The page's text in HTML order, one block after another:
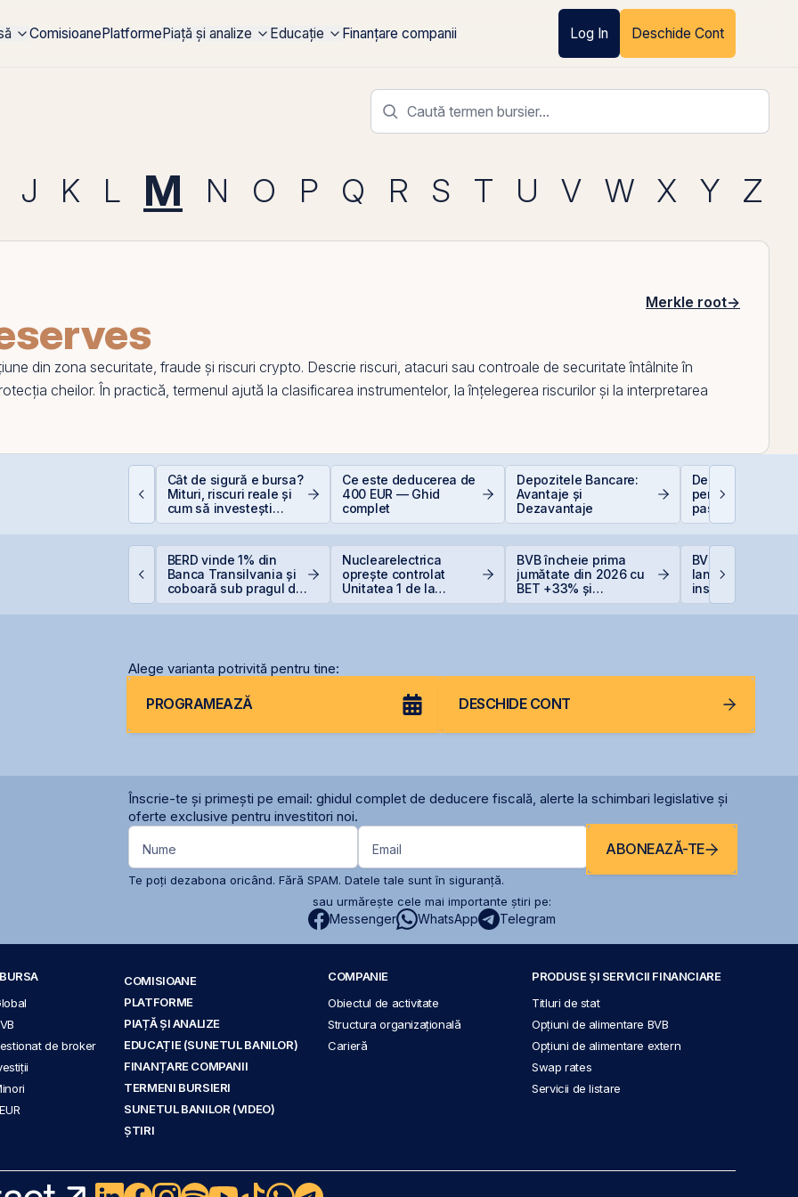
ComisioanePlatformePiață și analize Educație Finanțare companii Log In Deschide Cont
J K L M N O P Q R S T U V W X Y Z
Merkle root→
din zona securitate, fraude și riscuri crypto. Descrie riscuri, atacuri sau controale de securitate întâlnite în
cheilor. În practică, termenul ajută la clasificarea instrumentelor, la înțelegerea riscurilor și la interpretarea
Cât de sigură e bursa?
Mituri, riscuri reale și
cum să investești
inteligent
Ce este deducerea de
400 EUR — Ghid
complet
Depozitele Bancare:
Avantaje și
Dezavantaje
Deducere 400
pentru PFA - pas
pas
BERD vinde 1% din
Banca Transilvania și
coboară sub pragul de
Nuclearelectrica
oprește controlat
Unitatea 1 de la
BVB încheie prima
jumătate din 2026 cu
BET +33% și
BVB estimează
lansarea
instrumentelor
prin Contrapartea
Alege varianta potrivită pentru tine:
PROGRAMEAZĂ DESCHIDE CONT
Înscrie-te și primești pe email: ghidul complet de deducere fiscală, alerte la schimbari legislative și
oferte exclusive pentru investitori noi.
Nume Email ABONEAZĂ-TE
Te poți dezabona oricând. Fără SPAM. Datele tale sunt în siguranță.
sau urmărește cele mai importante știri pe:
Messenger WhatsApp Telegram
de broker
COMISIOANE
PLATFORME
PIAȚĂ ȘI ANALIZE
EDUCAȚIE (SUNETUL BANILOR)
FINANȚARE COMPANII
TERMENI BURSIERI
SUNETUL BANILOR (VIDEO)
ȘTIRI
COMPANIE
Obiectul de activitate
Structura organizațională
Carieră
PRODUSE ȘI SERVICII FINANCIARE
Titluri de stat
Opțiuni de alimentare BVB
Opțiuni de alimentare extern
Swap rates
Servicii de listare